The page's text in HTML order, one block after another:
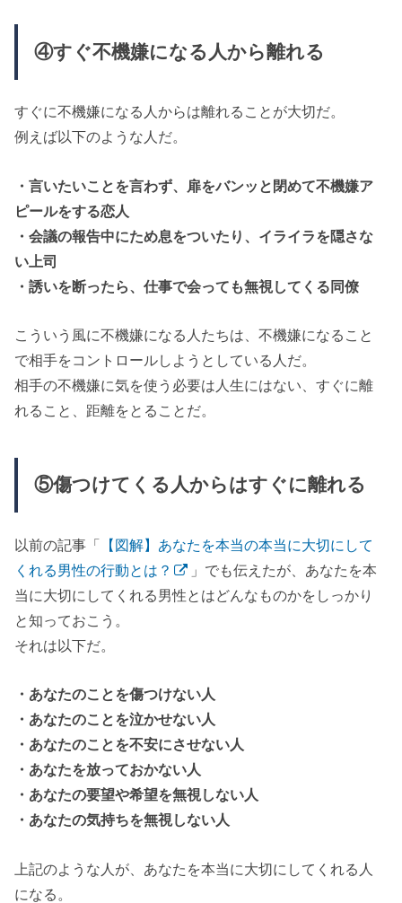
④すぐ不機嫌になる人から離れる
すぐに不機嫌になる人からは離れることが大切だ。
例えば以下のような人だ。
・言いたいことを言わず、扉をバンッと閉めて不機嫌ア
ピールをする恋人
・会議の報告中にため息をついたり、イライラを隠さな
い上司
・誘いを断ったら、仕事で会っても無視してくる同僚
こういう風に不機嫌になる人たちは、不機嫌になること
で相手をコントロールしようとしている人だ。
相手の不機嫌に気を使う必要は人生にはない、すぐに離
れること、距離をとることだ。
⑤傷つけてくる人からはすぐに離れる
以前の記事「 【図解】あなたを本当の本当に大切にして
くれる男性の行動とは？
」でも伝えたが、あなたを本
当に大切にしてくれる男性とはどんなものかをしっかり
と知っておこう。
それは以下だ。
・あなたのことを傷つけない人
・あなたのことを泣かせない人
・あなたのことを不安にさせない人
・あなたを放っておかない人
・あなたの要望や希望を無視しない人
・あなたの気持ちを無視しない人
上記のような人が、あなたを本当に大切にしてくれる人
になる。